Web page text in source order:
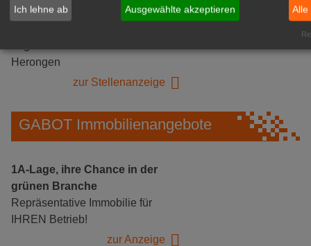
Gärtnerei Hanns
Herongen
zur Stellenanzeige
GABOT Immobilienangebote
1A-Lage, ihre Chance in der
grünen Branche
Repräsentative Immobilie für
IHREN Betrieb!
zur Anzeige
Ich lehne ab Ausgewählte akzeptieren Alle